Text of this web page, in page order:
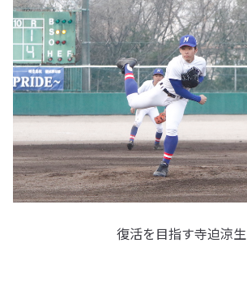
復活を目指す寺迫涼生